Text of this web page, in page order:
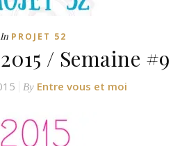
In PROJET 52
/ Semaine #9
By Entre vous et moi